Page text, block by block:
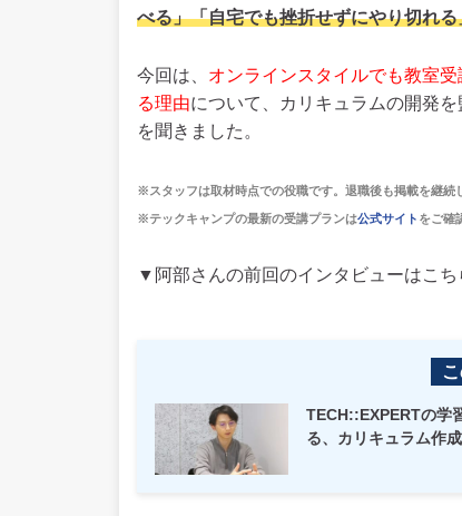
べる」「自宅でも挫折せずにやり切れる
今回は、 オンラインスタイルでも教室
る理由について、カリキュラムの開発
を聞きました。
※スタッフは取材時点での役職です。退職後も掲載を継続
※テックキャンプの最新の受講プランは公式サイト をご確
▼阿部さんの前回のインタビューはこち
TECH::EXPERTの学
る、カリキュラム作